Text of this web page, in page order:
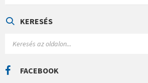
E
Á
KERESÉS
C
H
FACEBOOK